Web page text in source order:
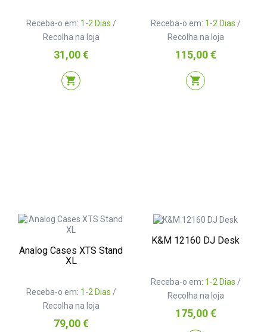
Receba-o em: 1-2 Dias /
Recolha na loja
Preço
31,00 €
shopping_cart
Receba-o em: 1-2 Dias /
Recolha na loja
Preço
115,00 €
shopping_cart
Analog Cases XTS Stand
XL
Receba-o em: 1-2 Dias /
Recolha na loja
Preço
79,00 €
K&M 12160 DJ Desk
Receba-o em: 1-2 Dias /
Recolha na loja
Preço
175,00 €